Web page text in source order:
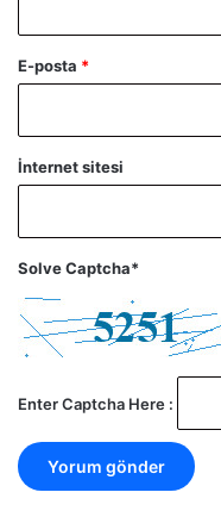
E-posta *
İnternet sitesi
Solve Captcha*
Enter Captcha Here :